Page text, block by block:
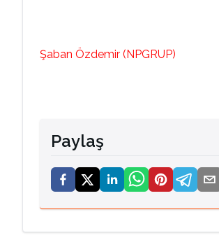
Şaban Özdemir (NPGRUP)
Paylaş